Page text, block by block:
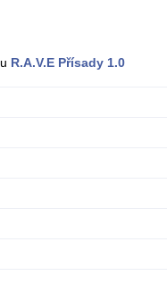
R.A.V.E Přísady 1.0